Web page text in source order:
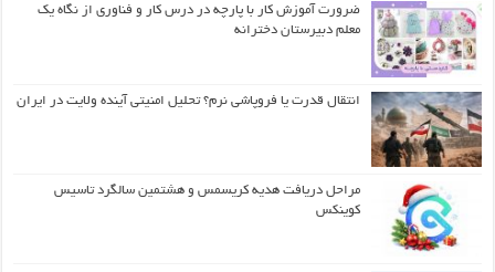
ضرورت آموزش کار با پارچه در درس کار و فناوری از نگاه یک
معلم دبیرستان دخترانه
انتقال قدرت یا فروپاشی نرم؟ تحلیل امنیتی آینده ولایت در ایران
مراحل دریافت هدیه کریسمس و هشتمین سالگرد تاسیس
کوینکس